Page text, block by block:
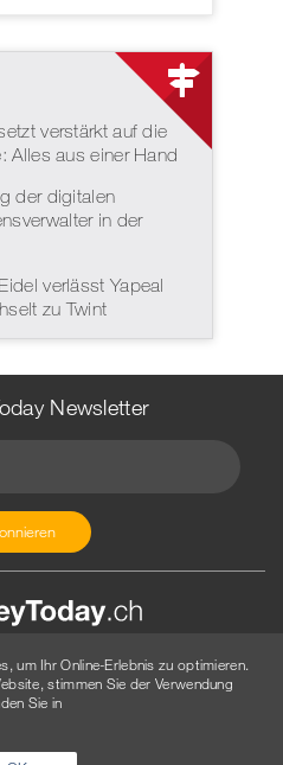
verstärkt auf die
Alles aus einer Hand
der digitalen
in der
verlässt Yapeal
zu Twint
Newsletter
um Ihr Online-Erlebnis zu optimieren.
stimmen Sie der Verwendung
Sie in